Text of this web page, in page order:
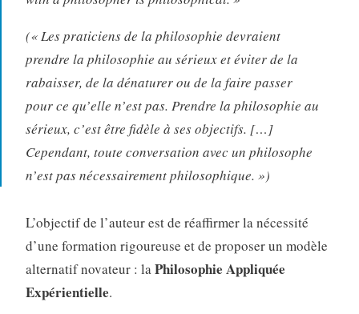
(« Les praticiens de la philosophie devraient
prendre la philosophie au sérieux et éviter de la
rabaisser, de la dénaturer ou de la faire passer
pour ce qu’elle n’est pas. Prendre la philosophie au
sérieux, c’est être fidèle à ses objectifs. […]
Cependant, toute conversation avec un philosophe
n’est pas nécessairement philosophique. »)
L’objectif de l’auteur est de réaffirmer la nécessité
d’une formation rigoureuse et de proposer un modèle
alternatif novateur : la Philosophie Appliquée
Expérientielle.